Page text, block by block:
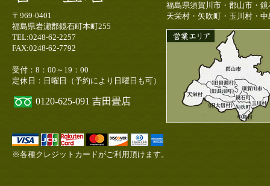
〒969-0401
福島県岩瀬郡鏡石町本町255
TEL:0248-62-2257
FAX:0248-62-7792
受付：8：00～19：00
定休日：日曜日（予約により日曜日も可）
0120-625-091 吉田畳店
福島県須賀川市・郡山市・鏡
天栄村・矢吹町・玉川村・中
※各種クレジットカードがご利用頂けます。